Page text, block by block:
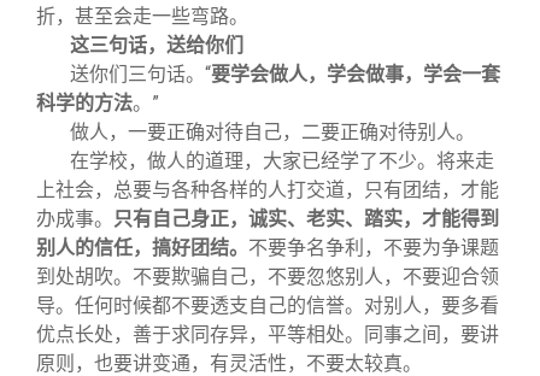
折，甚至会走一些弯路。
这三句话，送给你们
送你们三句话。“要学会做人，学会做事，学会一套
科学的方法。”
做人，一要正确对待自己，二要正确对待别人。
在学校，做人的道理，大家已经学了不少。将来走
上社会，总要与各种各样的人打交道，只有团结，才能
办成事。
只有自己身正，诚实、老实、踏实，才能得到
别人的信任，搞好团结。 不要争名争利，不要为争课题
到处胡吹。不要欺骗自己，不要忽悠别人，不要迎合领
导。任何时候都不要透支自己的信誉。对别人，要多看
优点长处，善于求同存异，平等相处。同事之间，要讲
原则，也要讲变通，有灵活性，不要太较真。